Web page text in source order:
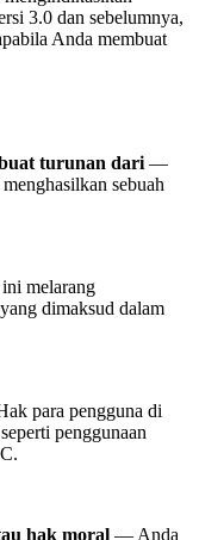
3.0 dan sebelumnya,
Anda membuat
turunan dari —
sebuah
melarang
dimaksud dalam
para pengguna di
penggunaan
hak moral — Anda